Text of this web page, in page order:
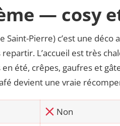
— cosy
Saint-Pierre) c’est une
L’accueil est très
en été, crêpes, gaufres et
devient une vraie
Non